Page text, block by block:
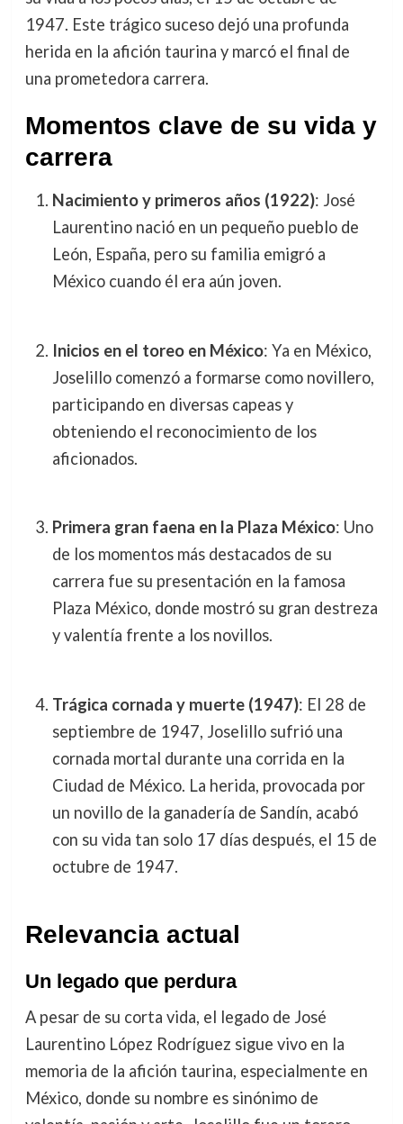
1947. Este trágico suceso dejó una profunda
herida en la afición taurina y marcó el final de
una prometedora carrera.
Momentos clave de su vida y
carrera
Nacimiento y primeros años (1922): José
Laurentino nació en un pequeño pueblo de
León, España, pero su familia emigró a
México cuando él era aún joven.
Inicios en el toreo en México: Ya en México,
Joselillo comenzó a formarse como novillero,
participando en diversas capeas y
obteniendo el reconocimiento de los
aficionados.
Primera gran faena en la Plaza México: Uno
de los momentos más destacados de su
carrera fue su presentación en la famosa
Plaza México, donde mostró su gran destreza
y valentía frente a los novillos.
Trágica cornada y muerte (1947): El 28 de
septiembre de 1947, Joselillo sufrió una
cornada mortal durante una corrida en la
Ciudad de México. La herida, provocada por
un novillo de la ganadería de Sandín, acabó
con su vida tan solo 17 días después, el 15 de
octubre de 1947.
Relevancia actual
Un legado que perdura
A pesar de su corta vida, el legado de José
Laurentino López Rodríguez sigue vivo en la
memoria de la afición taurina, especialmente en
México, donde su nombre es sinónimo de